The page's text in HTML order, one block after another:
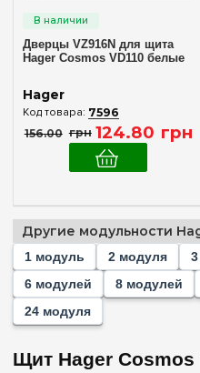
Прозрачная
Дверца(2)
Очистить выбор
Дверцы VZ916N для щита
Hager Cosmos VD110 белые
Hager
7596
156.00 грн 124.80 грн
Другие модульности
1 модуль 2 модуля
6 модулей
8 модулей
24 модуля
Щит Hager